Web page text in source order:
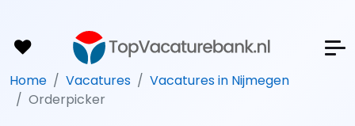
Home Vacatures
Vacatures in Nijmegen
Orderpicker